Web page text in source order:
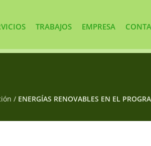
TRABAJOS EMPRESA
/ ENERGÍAS RENOVABLES EN EL